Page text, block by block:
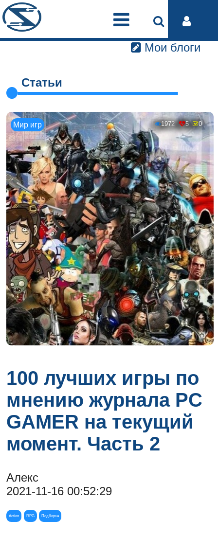
Мои блоги
Статьи
Мир игр 1972 5 0
100 лучших игры по
мнению журнала PC
GAMER на текущий
момент. Часть 2
Алекс
2021-11-16 00:52:29
Action RPG Подборка